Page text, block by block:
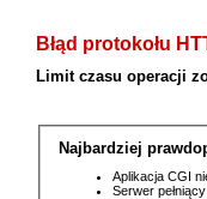
Błąd protokołu
Limit czasu operacji
Najbardziej
Aplikacja CGI
Serwer